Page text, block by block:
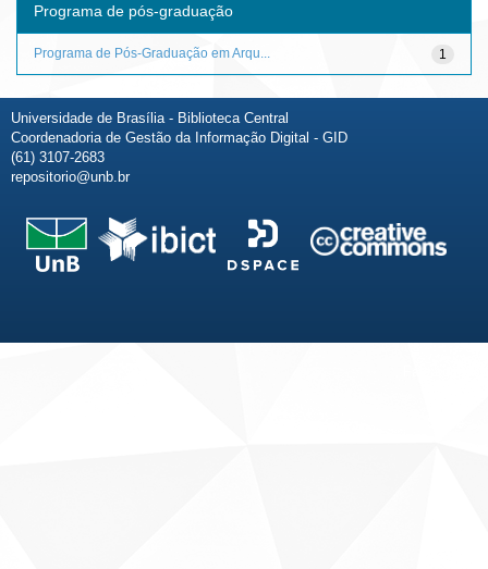
Programa de pós-graduação
1
Programa de Pós-Graduação em Arqu...
Universidade de Brasília - Biblioteca Central
Coordenadoria de Gestão da Informação Digital - GID
(61) 3107-2683
repositorio@unb.br